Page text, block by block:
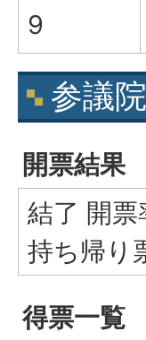
9
参議
開票結果
結了 開
持ち帰り
得票一覧